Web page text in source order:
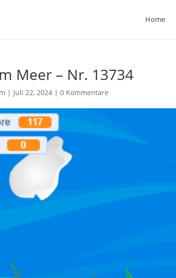
Home
Meer – Nr. 13734
| Juli 22, 2024 |0 Kommentare